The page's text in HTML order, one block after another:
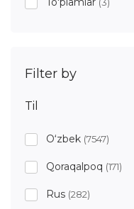
Filter by
Til
O‘zbek (7547)
Qoraqalpoq (171)
Rus (282)